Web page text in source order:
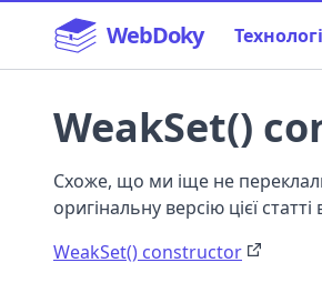
WebDoky
WeakSet()
Схоже, що ми іще не
оригінальну версію цієї
WeakSet() constructor